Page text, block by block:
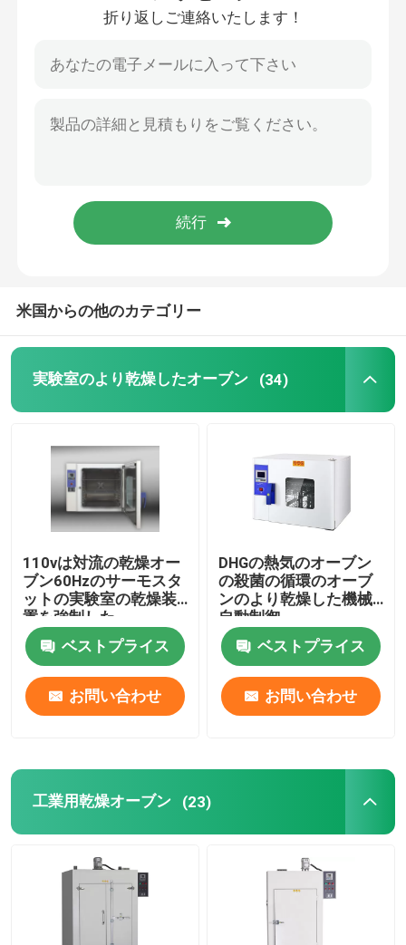
サーモスタットの定温器
層流のキャビネット
生物学的安全キャビネット
真空乾燥オーブン
軌道シェーカーの定温器
二酸化炭素の定温器
環境試験室
血小板インキュベーターアジテーター
マッフル炉
折り返しご連絡いたします！
米国からの他のカテゴリー
実験室のより乾燥したオーブン (34)
110vは対流の乾燥オー
ブン60Hzのサーモスタ
ットの実験室の乾燥装
置を強制した
ベストプライス
お問い合わせ
DHGの熱気のオーブン
の殺菌の循環のオーブ
ンのより乾燥した機械
自動制御
ベストプライス
お問い合わせ
工業用乾燥オーブン (23)